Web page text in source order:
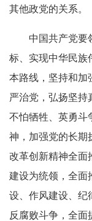
其他政党的关系。
中国共产党要领
标、实现中华民族
本路线，坚持和加
严治党，弘扬坚持
不怕牺牲、英勇斗
神，加强党的长期
改革创新精神全面
建设为统领，全面
设、作风建设、纪
反腐败斗争，全面